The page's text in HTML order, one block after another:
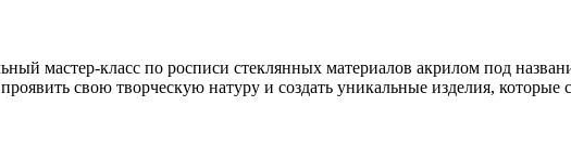
мастер-класс по росписи стеклянных материалов акрилом под
свою творческую натуру и создать уникальные изделия,